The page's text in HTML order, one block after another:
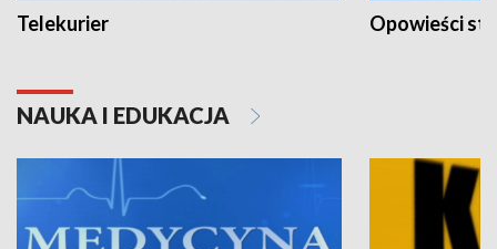
Telekurier Opowieści
NAUKA I EDUKACJA